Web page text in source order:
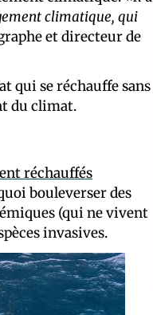
climatique, qui
et directeur de
qui se réchauffe sans
du climat.
réchauffés
bouleverser des
(qui ne vivent
invasives.